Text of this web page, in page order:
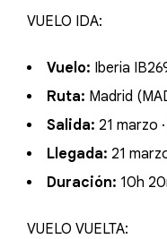
VUELO IDA:
Vuelo: Iberia
Ruta: Madrid
Salida: 21 marzo
Llegada: 21
Duración: 10h
VUELO VUELTA: